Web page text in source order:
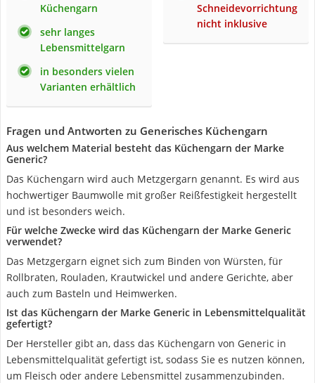
Küchengarn
sehr langes
Lebensmittelgarn
in besonders vielen
Varianten erhältlich
Schneidevorrichtung
nicht inklusive
Fragen und Antworten zu Generisches Küchengarn
Aus welchem Material besteht das Küchengarn der Marke
Generic?
Das Küchengarn wird auch Metzgergarn genannt. Es wird aus
hochwertiger Baumwolle mit großer Reißfestigkeit hergestellt
und ist besonders weich.
Für welche Zwecke wird das Küchengarn der Marke Generic
verwendet?
Das Metzgergarn eignet sich zum Binden von Würsten, für
Rollbraten, Rouladen, Krautwickel und andere Gerichte, aber
auch zum Basteln und Heimwerken.
Ist das Küchengarn der Marke Generic in Lebensmittelqualität
gefertigt?
Der Hersteller gibt an, dass das Küchengarn von Generic in
Lebensmittelqualität gefertigt ist, sodass Sie es nutzen können,
um Fleisch oder andere Lebensmittel zusammenzubinden.